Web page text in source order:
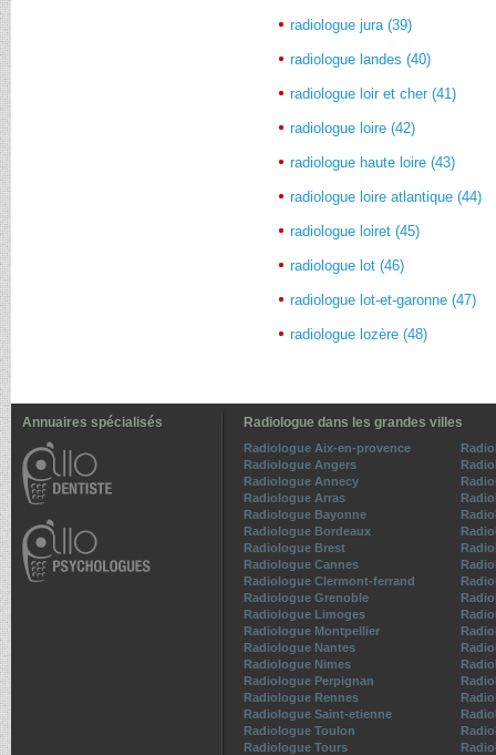
radiologue jura (39)
radiologue landes (40)
radiologue loir et cher (41)
radiologue loire (42)
radiologue haute loire (43)
radiologue loire atlantique (44)
radiologue loiret (45)
radiologue lot (46)
radiologue lot-et-garonne (47)
radiologue lozère (48)
Annuaires spécialisés Radiologue dans les grandes villes
Radiologue Aix-en-provence
Radiologue Angers
Radiologue Annecy
Radiologue Arras
Radiologue Bayonne
Radiologue Bordeaux
Radiologue Brest
Radiologue Cannes
Radiologue Clermont-ferrand
Radiologue Grenoble
Radiologue Limoges
Radiologue Montpellier
Radiologue Nantes
Radiologue Nimes
Radiologue Perpignan
Radiologue Rennes
Radiologue Saint-etienne
Radiologue Toulon
Radiologue Tours